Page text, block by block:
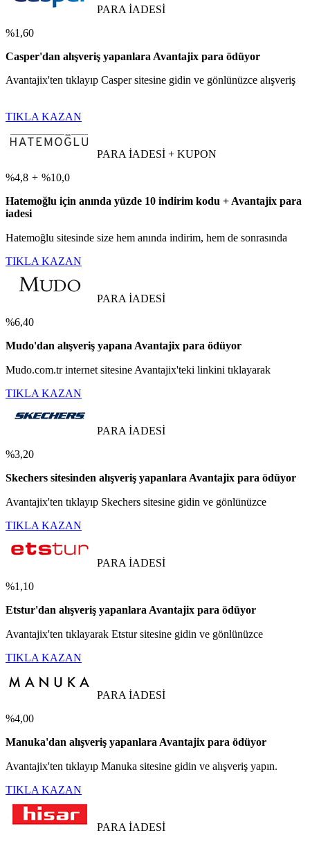
PARA İADESİ
%1,60
Casper'dan alışveriş yapanlara Avantajix para ödüyor
Avantajix'ten tıklayıp Casper sitesine gidin ve gönlünüzce alışveriş
TIKLA KAZAN
PARA İADESİ + KUPON
%4,8 + %10,0
Hatemoğlu için anında yüzde 10 indirim kodu + Avantajix para
iadesi
Hatemoğlu sitesinde size hem anında indirim, hem de sonrasında
TIKLA KAZAN
PARA İADESİ
%6,40
Mudo'dan alışveriş yapana Avantajix para ödüyor
Mudo.com.tr internet sitesine Avantajix'teki linkini tıklayarak
TIKLA KAZAN
PARA İADESİ
%3,20
Skechers sitesinden alışveriş yapanlara Avantajix para ödüyor
Avantajix'ten tıklayıp Skechers sitesine gidin ve gönlünüzce
TIKLA KAZAN
PARA İADESİ
%1,10
Etstur'dan alışveriş yapanlara Avantajix para ödüyor
Avantajix'ten tıklayarak Etstur sitesine gidin ve gönlünüzce
TIKLA KAZAN
PARA İADESİ
%4,00
Manuka'dan alışveriş yapanlara Avantajix para ödüyor
Avantajix'ten tıklayıp Manuka sitesine gidin ve alışveriş yapın.
TIKLA KAZAN
PARA İADESİ